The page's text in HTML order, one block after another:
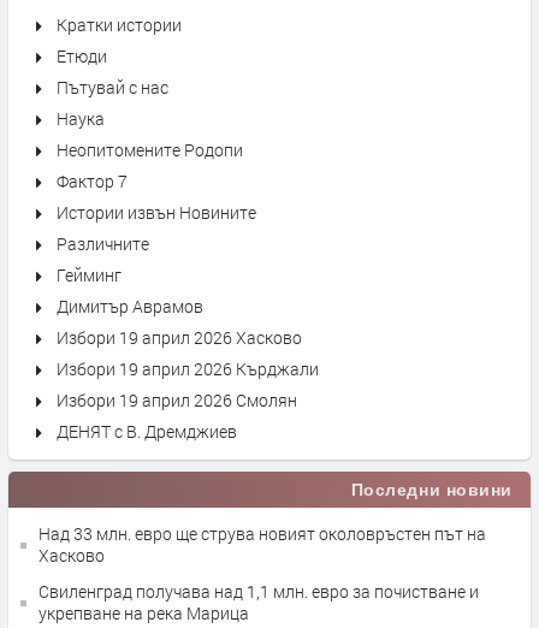
Кратки истории
Етюди
Пътувай с нас
Наука
Неопитомените Родопи
Фактор 7
Истории извън Новините
Различните
Гейминг
Димитър Аврамов
Избори 19 април 2026 Хасково
Избори 19 април 2026 Кърджали
Избори 19 април 2026 Смолян
ДЕНЯТ с В. Дремджиев
Последни новини
Над 33 млн. евро ще струва новият околовръстен път на
Хасково
Свиленград получава над 1,1 млн. евро за почистване и
укрепване на река Марица